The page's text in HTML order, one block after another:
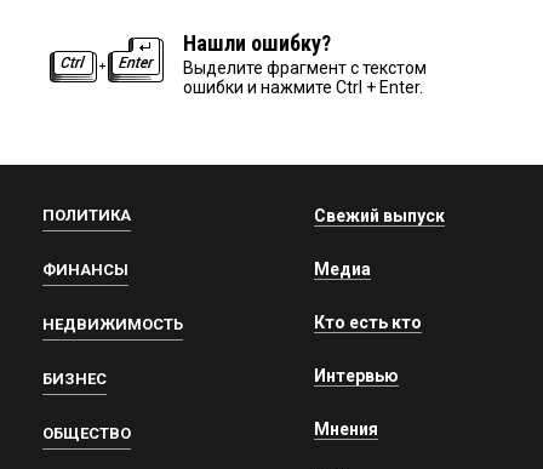
Нашли ошибку?
Выделите фрагмент с текстом
ошибки и нажмите Ctrl + Enter.
ПОЛИТИКА
ФИНАНСЫ
НЕДВИЖИМОСТЬ
БИЗНЕС
ОБЩЕСТВО
Свежий выпуск
Медиа
Кто есть кто
Интервью
Мнения